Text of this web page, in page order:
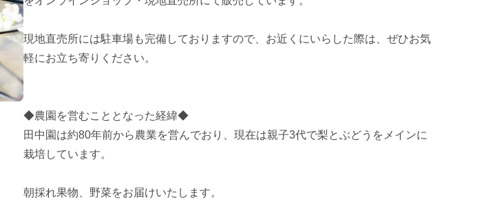
現地直売所には駐車場も完備しておりますので、お近くにいらした際は、ぜひお気
軽にお立ち寄りください。
◆農園を営むこととなった経緯◆
田中園は約80年前から農業を営んでおり、現在は親子3代で梨とぶどうをメインに
栽培しています。
朝採れ果物、野菜をお届けいたします。